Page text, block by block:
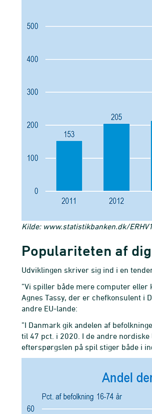
Kilde: www.statistikbanken.dk/
Populariteten af
Udviklingen skriver sig ind i en
”Vi spiller både mere computer
Agnes Tassy, der er chefkonsulent i
andre EU-lande:
”I Danmark gik andelen af
til 47 pct. i 2020. I de andre
efterspørgslen på spil stiger både i